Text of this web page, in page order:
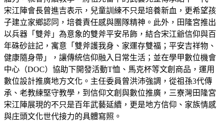
宋江陣會長曾進吉表示，兒童訓練不只是培養新血，更希望孩
子建立家鄉認同，培養責任感與團隊精神。此外，田隆宮推出
以兵器「雙斧」為意象的雙斧平安吊飾，結合宋江爺信仰與百
年硃砂註記，寓意「雙斧護我身、家運存雙福；平安吉祥物、
健康隨身帶」，讓傳統信仰融入日常生活；並在學甲數位機會
中心（DOC）協助下開發活動T恤、馬克杯等文創商品，運用
數位設計推廣地方文化。主任委員曾洪沛強調，從祖孫3代傳
承、老教練堅守教學，到信仰文創與數位推廣，三寮灣田隆宮
宋江陣展現的不只是百年武藝延續，更是地方信仰、家族情感
與庄頭文化世代接力的具體寫照。